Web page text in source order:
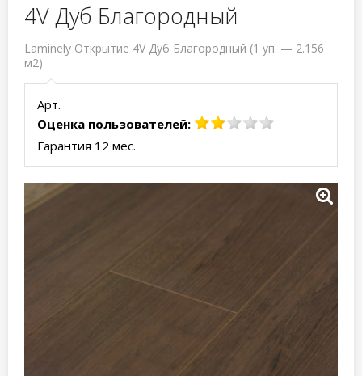
4V Дуб Благородный
Laminely Открытие 4V Дуб Благородный (1 уп. — 2.156
м2)
Арт.
Оценка пользователей:
Гарантия 12 мес.